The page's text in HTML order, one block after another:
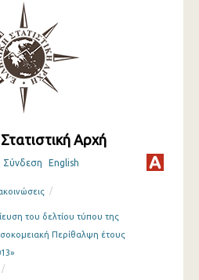
Αρχή
Σύνδεση English
/
του δελτίου τύπου της
Περίθαλψη έτους
/